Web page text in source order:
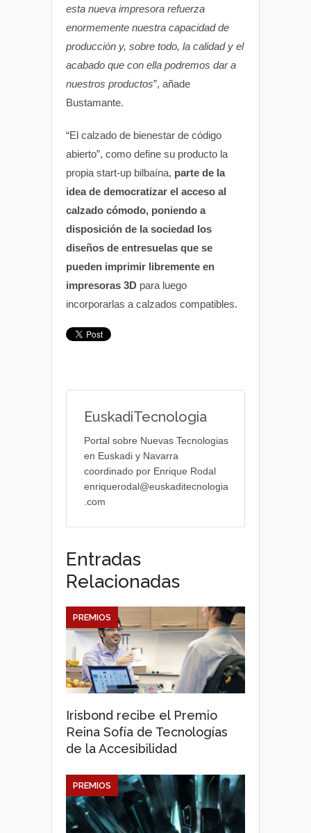
esta nueva impresora refuerza
enormemente nuestra capacidad de
producción y, sobre todo, la calidad y el
acabado que con ella podremos dar a
nuestros productos”, añade
Bustamante.
“El calzado de bienestar de código
abierto”, como define su producto la
propia start-up bilbaína, parte de la
idea de democratizar el acceso al
calzado cómodo, poniendo a
disposición de la sociedad los
diseños de entresuelas que se
pueden imprimir libremente en
impresoras 3D para luego
incorporarlas a calzados compatibles.
EuskadiTecnologia
Portal sobre Nuevas Tecnologias
en Euskadi y Navarra
coordinado por Enrique Rodal
enriquerodal@euskaditecnologia
.com
Entradas
Relacionadas
Irisbond recibe el Premio
Reina Sofía de Tecnologías
de la Accesibilidad
PREMIOS
PREMIOS